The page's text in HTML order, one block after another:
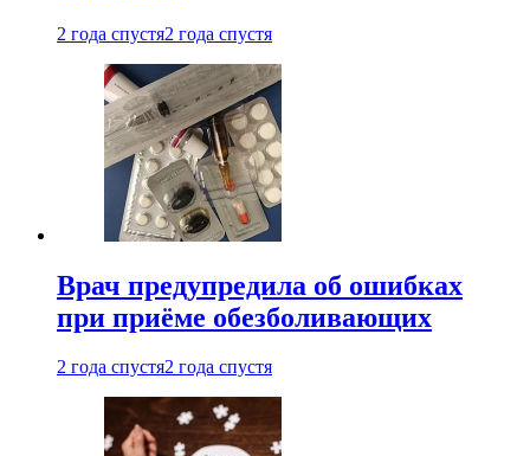
2 года спустя2 года спустя
Врач предупредила об ошибках
при приëме обезболивающих
2 года спустя2 года спустя